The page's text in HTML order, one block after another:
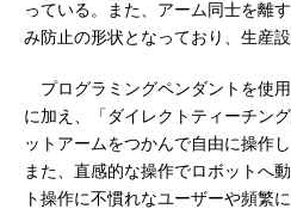
っている。また、アーム同士を離
み防止の形状となっており、生産
プログラミングペンダントを使
に加え、「ダイレクトティーチン
ットアームをつかんで自由に操作
また、直感的な操作でロボットへ
ト操作に不慣れなユーザーや頻繁